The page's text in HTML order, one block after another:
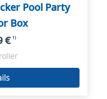
Pool Party
Box
€ 1)